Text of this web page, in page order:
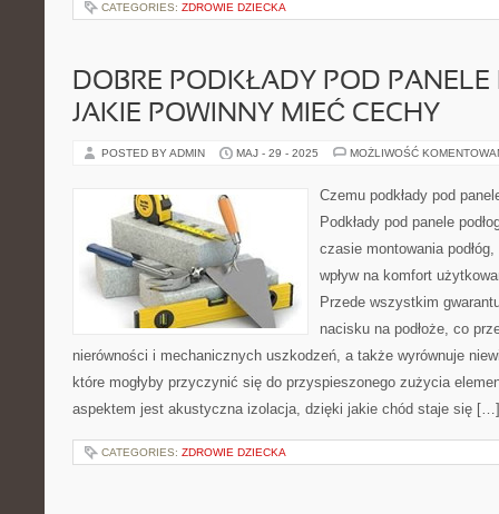
CATEGORIES: ZDROWIE DZIECKA
DOBRE PODKŁADY POD PANELE
JAKIE POWINNY MIEĆ CECHY
POSTED BY ADMIN MAJ - 29 - 2025 MOŻLIWOŚĆ
Czemu podkłady pod
Podkłady pod panele
czasie montowania
wpływ na komfort
Przede wszystkim
nacisku na podłoże, co
nierówności i mechanicznych uszkodzeń, a także wyrównuje
które mogłyby przyczynić się do przyspieszonego zużycia
aspektem jest akustyczna izolacja, dzięki jakie chód staje się […]
CATEGORIES: ZDROWIE DZIECKA